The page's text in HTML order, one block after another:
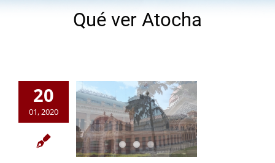
Qué ver Atocha
20
01, 2020